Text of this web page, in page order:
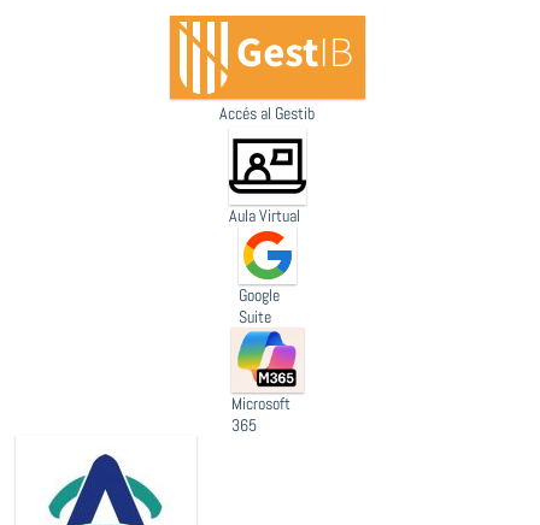
Accés al Gestib
Aula Virtual
Google
Suite
Microsoft
365